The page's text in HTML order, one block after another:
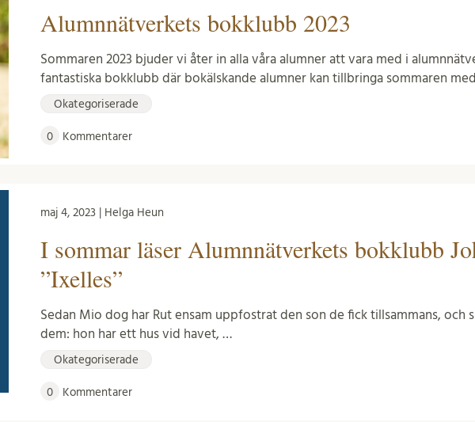
Alumnnätverkets bokklubb 2023
Sommaren 2023 bjuder vi åter in alla våra alumner att vara med i
fantastiska bokklubb där bokälskande alumner kan tillbringa sommaren
Okategoriserade
0 Kommentarer
maj 4, 2023 | Helga Heun
I sommar läser Alumnnätverkets bokklubb
”Ixelles”
Sedan Mio dog har Rut ensam uppfostrat den son de fick tillsammans, och
dem: hon har ett hus vid havet, …
Okategoriserade
0 Kommentarer